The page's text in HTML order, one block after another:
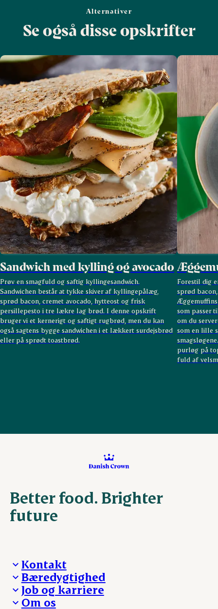
Alternativer
Se også disse opskrifter
Sandwich med kylling og avocado
Prøv en smagfuld og saftig kyllingesandwich.
Sandwichen består at tykke skiver af kyllingepålæg,
sprød bacon, cremet avocado, hytteost og frisk
persillepesto i tre lækre lag brød. I denne opskrift
bruger vi et kernerigt og saftigt rugbrød, men du kan
også sagtens bygge sandwichen i et lækkert surdejsbrød
eller på sprødt toastbrød.
Forestil dig
sprød
Æggemuffins
som passer
om du
som en lille
purløg på
fuld af
Better food. Brighter
future
Kontakt
Besøg Danish Crown
Presse og nyheder
Reklamationer
Bæredygtighed
Fra jord til bord
Hverdagen
Job og karriere
Om os